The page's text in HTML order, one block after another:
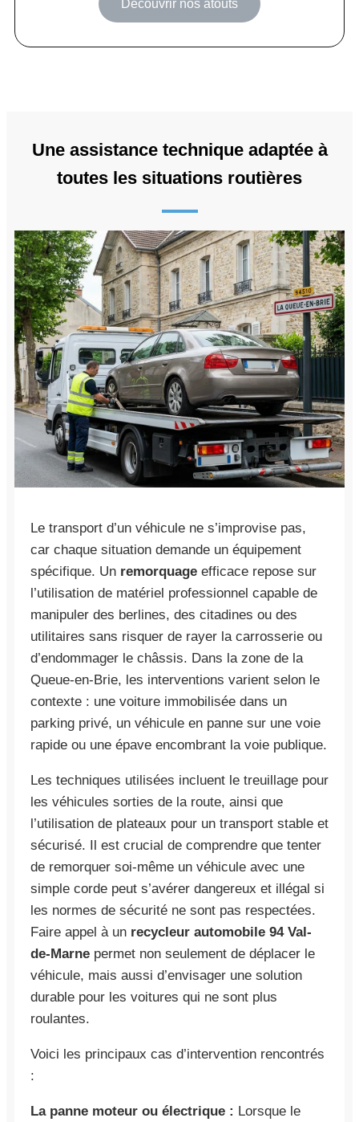
Découvrir nos atouts
Une assistance technique adaptée à
toutes les situations routières
Le transport d’un véhicule ne s’improvise pas,
car chaque situation demande un équipement
spécifique. Un remorquage efficace repose sur
l’utilisation de matériel professionnel capable de
manipuler des berlines, des citadines ou des
utilitaires sans risquer de rayer la carrosserie ou
d’endommager le châssis. Dans la zone de la
Queue-en-Brie, les interventions varient selon le
contexte : une voiture immobilisée dans un
parking privé, un véhicule en panne sur une voie
rapide ou une épave encombrant la voie publique.
Les techniques utilisées incluent le treuillage pour
les véhicules sorties de la route, ainsi que
l’utilisation de plateaux pour un transport stable et
sécurisé. Il est crucial de comprendre que tenter
de remorquer soi-même un véhicule avec une
simple corde peut s’avérer dangereux et illégal si
les normes de sécurité ne sont pas respectées.
Faire appel à un recycleur automobile 94 Val-
de-Marne permet non seulement de déplacer le
véhicule, mais aussi d’envisager une solution
durable pour les voitures qui ne sont plus
roulantes.
Voici les principaux cas d’intervention rencontrés
:
La panne moteur ou électrique : Lorsque le